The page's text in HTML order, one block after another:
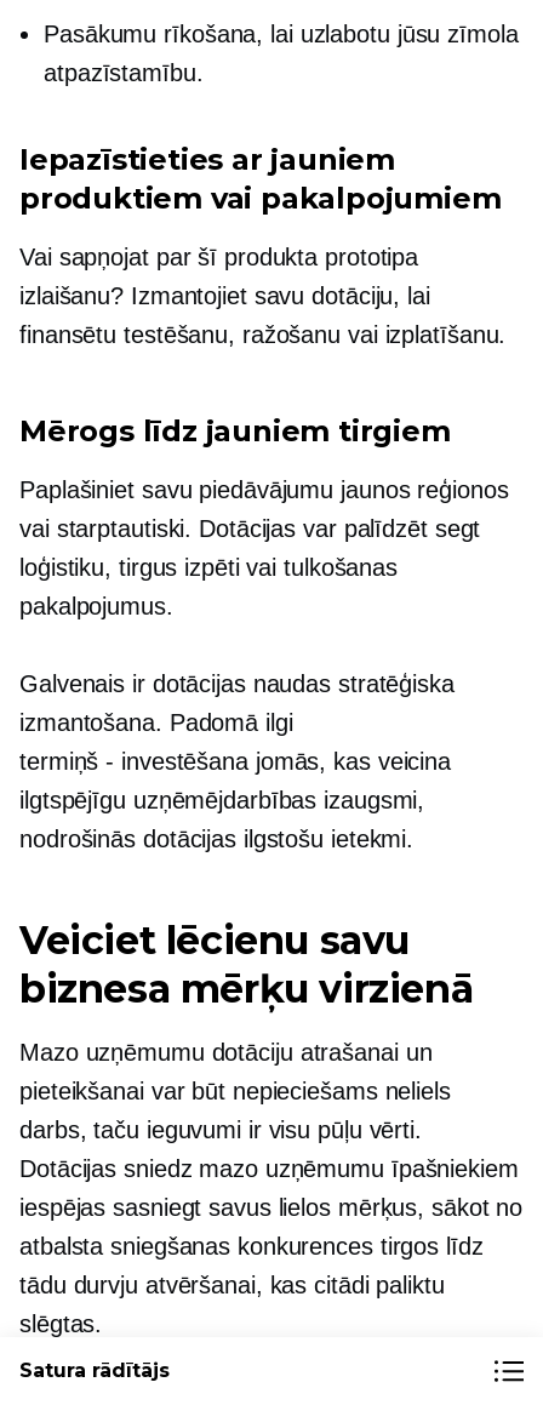
Pasākumu rīkošana, lai uzlabotu jūsu zīmola
atpazīstamību.
Iepazīstieties ar jauniem
produktiem vai pakalpojumiem
Vai sapņojat par šī produkta prototipa
izlaišanu? Izmantojiet savu dotāciju, lai
finansētu testēšanu, ražošanu vai izplatīšanu.
Mērogs līdz jauniem tirgiem
Paplašiniet savu piedāvājumu jaunos reģionos
vai starptautiski. Dotācijas var palīdzēt segt
loģistiku, tirgus izpēti vai tulkošanas
pakalpojumus.
Galvenais ir dotācijas naudas stratēģiska
izmantošana. Padomā ilgi
termiņš - investēšanajomās, kas veicina
ilgtspējīgu uzņēmējdarbības izaugsmi,
nodrošinās dotācijas ilgstošu ietekmi.
Veiciet lēcienu savu
biznesa mērķu virzienā
Mazo uzņēmumu dotāciju atrašanai un
pieteikšanai var būt nepieciešams neliels
darbs, taču ieguvumi ir visu pūļu vērti.
Dotācijas sniedz mazo uzņēmumu īpašniekiem
iespējas sasniegt savus lielos mērķus, sākot no
atbalsta sniegšanas konkurences tirgos līdz
tādu durvju atvēršanai, kas citādi paliktu
slēgtas.
Satura rādītājs